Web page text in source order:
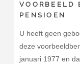
VOORBEELD
PENSIOEN
U heeft geen
deze
januari 1977 en